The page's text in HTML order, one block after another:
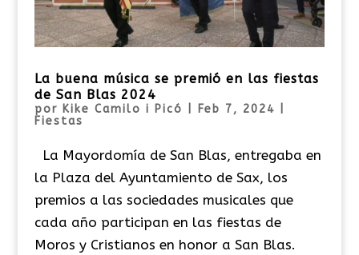
La buena música se premió en las fiestas
de San Blas 2024
por Kike Camilo i Picó Feb 7, 2024
Fiestas
La Mayordomía de San Blas, entregaba en
la Plaza del Ayuntamiento de Sax, los
premios a las sociedades musicales que
cada año participan en las fiestas de
Moros y Cristianos en honor a San Blas.